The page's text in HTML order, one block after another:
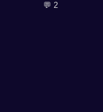
💬 2